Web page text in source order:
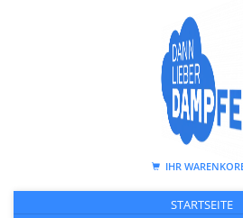
IHR
STARTSEITE